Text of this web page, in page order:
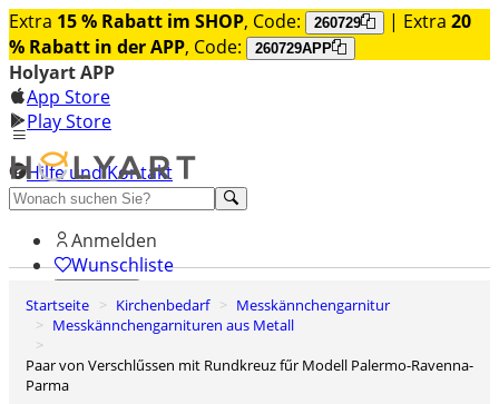
Extra 15 % Rabatt im SHOP, Code: 260729 | Extra 20
% Rabatt in der APP, Code: 260729APP
Holyart APP
App Store
Play Store
Hilfe und Kontakt
Entdecken Sie Premium
Anmelden
Wunschliste
0
Warenkorb
Startseite Kirchenbedarf
Messkännchengarnitur
Messkännchengarnituren aus Metall
Paar von Verschlűssen mit Rundkreuz fűr Modell Palermo-Ravenna-
Parma